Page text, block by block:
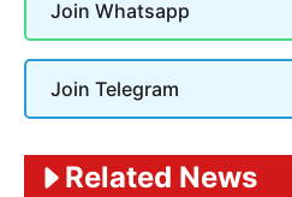
Join Whatsapp
Join Telegram
Related News